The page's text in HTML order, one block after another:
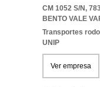
CM 1052 S/N,
BENTO VALE
Transportes
UNIP
Ver empresa